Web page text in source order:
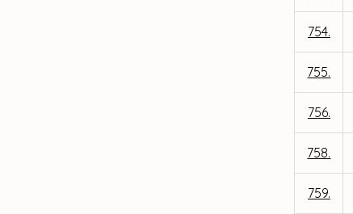
754.
755.
756.
758.
759.